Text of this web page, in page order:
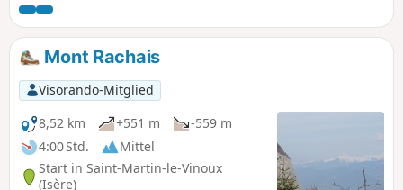
Mont Rachais
Visorando-Mitglied
8,52 km
+551 m
-559 m
4:00 Std.
Mittel
Start in Saint-Martin-le-Vinoux
(Isère)